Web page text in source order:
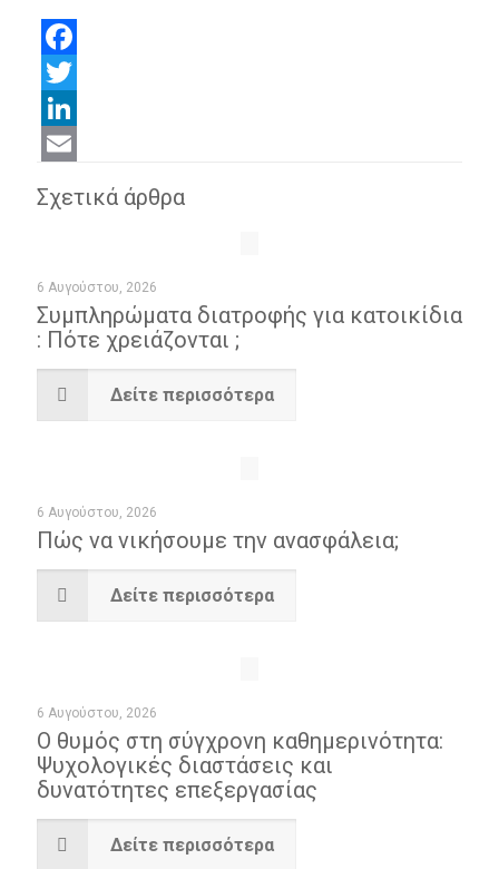
Facebook
Twitter
LinkedIn
Σχετικά άρθρα
6 Αυγούστου, 2026
Συμπληρώματα διατροφής για κατοικίδια
: Πότε χρειάζονται ;
Δείτε περισσότερα
6 Αυγούστου, 2026
Πώς να νικήσουμε την ανασφάλεια;
Δείτε περισσότερα
6 Αυγούστου, 2026
Ο θυμός στη σύγχρονη καθημερινότητα:
Ψυχoλογικές διαστάσεις και
δυνατότητες επεξεργασίας
Δείτε περισσότερα